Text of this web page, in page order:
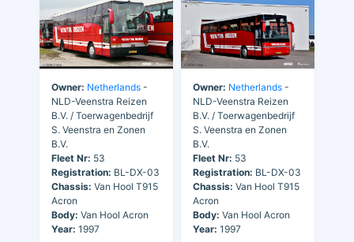
Owner: Netherlands -
NLD-Veenstra Reizen
B.V. / Toerwagenbedrijf
S. Veenstra en Zonen
B.V.
Fleet Nr: 53
Registration: BL-DX-03
Chassis: Van Hool T915
Acron
Body: Van Hool Acron
Year: 1997
Owner: Netherlands -
NLD-Veenstra Reizen
B.V. / Toerwagenbedrijf
S. Veenstra en Zonen
B.V.
Fleet Nr: 53
Registration: BL-DX-03
Chassis: Van Hool T915
Acron
Body: Van Hool Acron
Year: 1997